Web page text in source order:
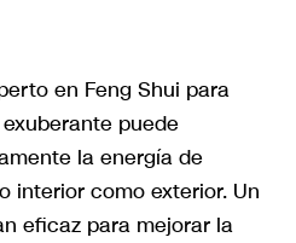
en Feng Shui para
puede
la energía de
interior como exterior. Un
eficaz para mejorar la